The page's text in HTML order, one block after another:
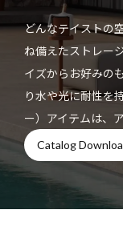
どんなテイストの
ね備えたストレー
イズからお好みの
り水や光に耐性を
ー）アイテムは、
Catalog